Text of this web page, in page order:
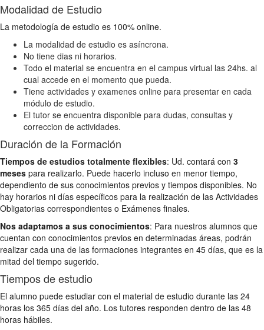
Modalidad de Estudio
La metodología de estudio es 100% online.
La modalidad de estudio es asíncrona.
No tiene dias ni horarios.
Todo el material se encuentra en el campus virtual las 24hs. al
cual accede en el momento que pueda.
Tiene actividades y examenes online para presentar en cada
módulo de estudio.
El tutor se encuentra disponible para dudas, consultas y
correccion de actividades.
Duración de la Formación
Tiempos de estudios totalmente flexibles: Ud. contará con 3
meses para realizarlo. Puede hacerlo incluso en menor tiempo,
dependiento de sus conocimientos previos y tiempos disponibles. No
hay horarios ni días específicos para la realización de las Actividades
Obligatorias correspondientes o Exámenes finales.
Nos adaptamos a sus conocimientos: Para nuestros alumnos que
cuentan con conocimientos previos en determinadas áreas, podrán
realizar cada una de las formaciones integrantes en 45 días, que es la
mitad del tiempo sugerido.
Tiempos de estudio
El alumno puede estudiar con el material de estudio durante las 24
horas los 365 días del año. Los tutores responden dentro de las 48
horas hábiles.